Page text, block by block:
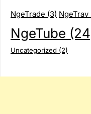
NgeTrade (3) NgeTrav
NgeTube
Uncategorized (2)